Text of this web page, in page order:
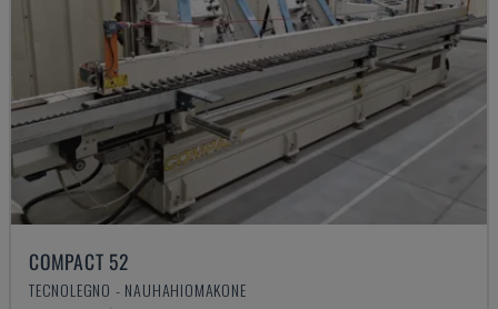
COMPACT 52
TECNOLEGNO - NAUHAHIOMAKONE